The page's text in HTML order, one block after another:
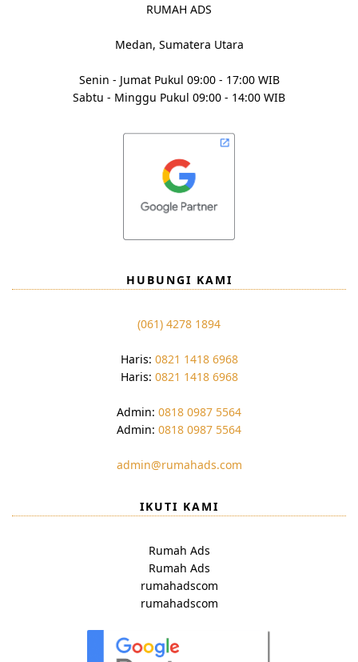
RUMAH ADS
Medan, Sumatera Utara
Senin - Jumat Pukul 09:00 - 17:00 WIB
Sabtu - Minggu Pukul 09:00 - 14:00 WIB
HUBUNGI KAMI
(061) 4278 1894
Haris: 0821 1418 6968
Haris: 0821 1418 6968
Admin: 0818 0987 5564
Admin: 0818 0987 5564
admin@rumahads.com
IKUTI KAMI
Rumah Ads
Rumah Ads
rumahadscom
rumahadscom